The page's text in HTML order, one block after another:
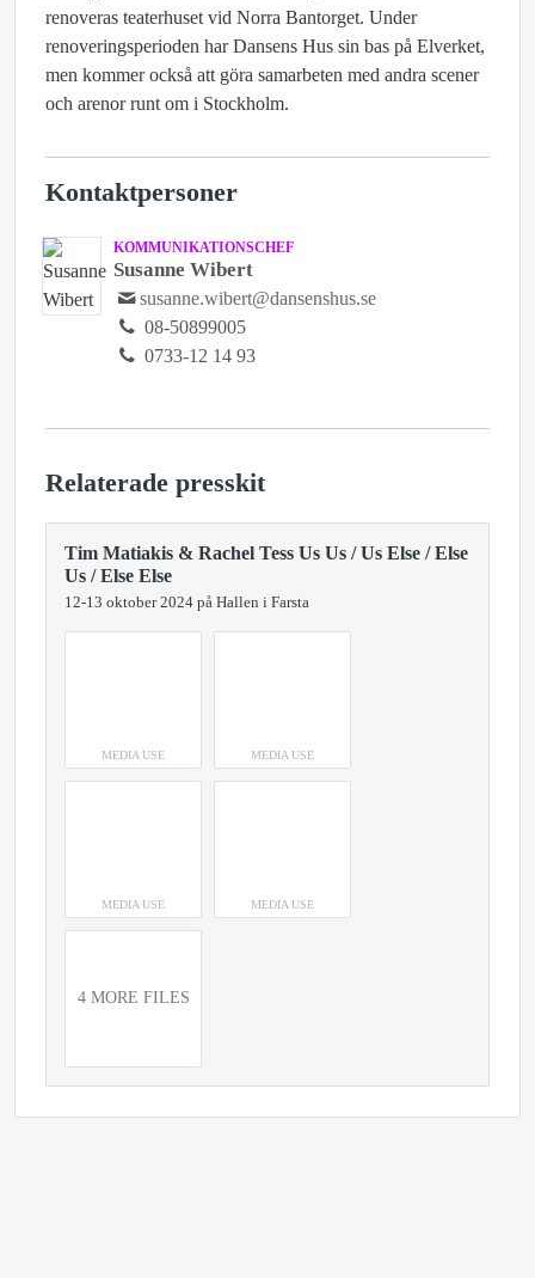
renoveras teaterhuset vid Norra Bantorget. Under
renoveringsperioden har Dansens Hus sin bas på Elverket,
men kommer också att göra samarbeten med andra scener
och arenor runt om i Stockholm.
Kontaktpersoner
KOMMUNIKATIONSCHEF
Susanne Wibert
susanne.wibert@dansenshus.se
08-50899005
0733-12 14 93
Relaterade presskit
Tim Matiakis & Rachel Tess Us Us / Us Else / Else
Us / Else Else
12-13 oktober 2024 på Hallen i Farsta
MEDIA USE MEDIA USE
MEDIA USE MEDIA USE
4 MORE FILES